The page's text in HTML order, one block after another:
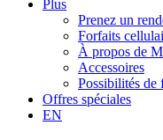
Plus
Prenez un
Forfaits
À propos de
Accessoires
Possibilités de
Offres spéciales
EN